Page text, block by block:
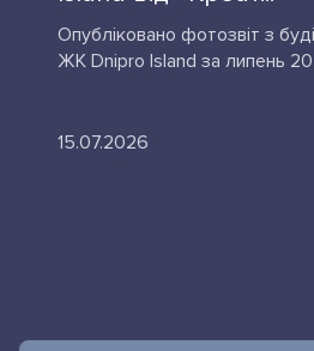
Опубліковано фотозвіт з
ЖК Dnipro Island за липень
15.07.2026